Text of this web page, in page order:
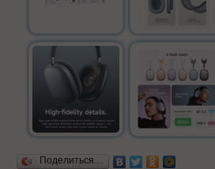
Поделиться…